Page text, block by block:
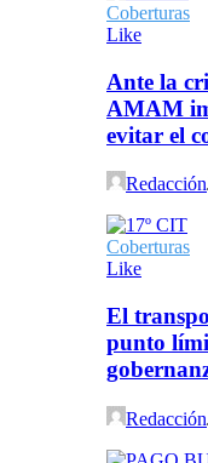
Coberturas
Like
Ante la
AMAM
evitar el
Redacción
Coberturas
Like
El
punto
Redacción